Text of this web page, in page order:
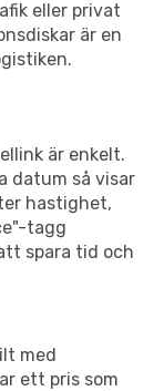
eller privat
är en
är enkelt.
datum så visar
hastighet,
tagg
spara tid och
med
ett pris som